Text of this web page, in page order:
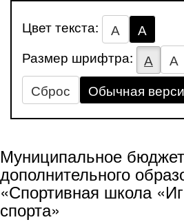
Цвет текста: А
А
Размер шрифтра:
А А
Сброс
Обычная
Муниципальное
дополнительного
«Спортивная школа
спорта»